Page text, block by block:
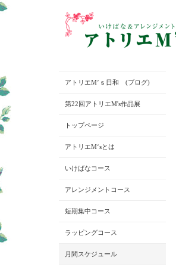
アトリエM’ｓ日和 (ブログ)
第22回アトリエM's作品展
トップページ
アトリエM‘sとは
いけばなコース
アレンジメントコース
短期集中コース
ラッピングコース
月間スケジュール